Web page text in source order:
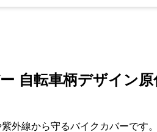
自転車柄デザイン原
外線から守るバイクカバーです。